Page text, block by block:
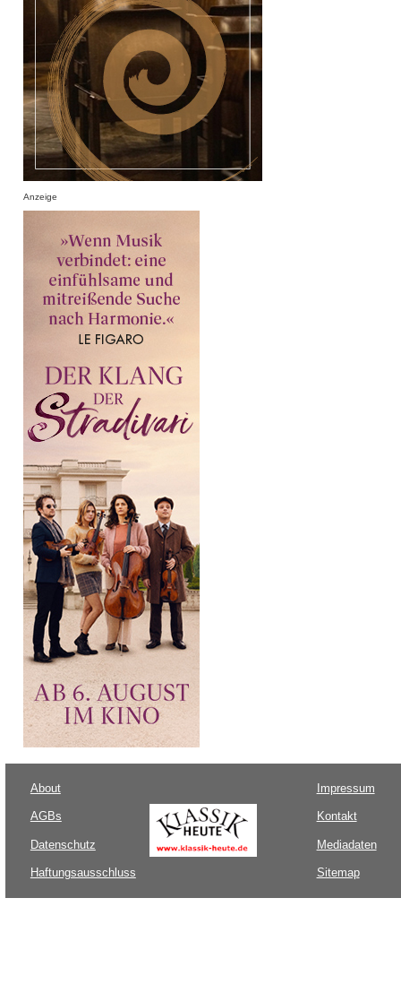
Anzeige
About
AGBs
Datenschutz
Haftungsausschluss
Impressum
Kontakt
Mediadaten
Sitemap